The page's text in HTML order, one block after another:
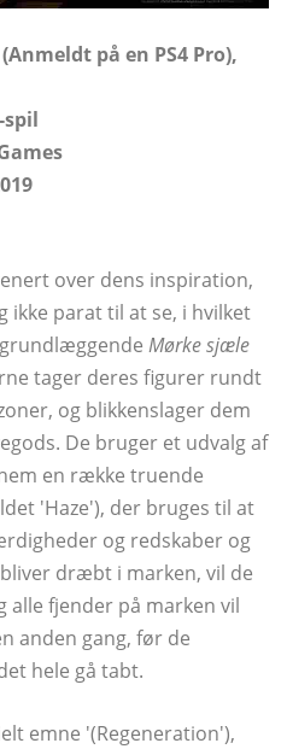
på en PS4 Pro),
spil
over dens inspiration,
ikke parat til at se, i hvilket
Mørke sjæle
tager deres figurer rundt
og blikkenslager dem
De bruger et udvalg af
en række truende
'Haze'), der bruges til at
og redskaber og
dræbt i marken, vil de
alle fjender på marken vil
anden gang, før de
hele gå tabt.
emne '(Regeneration'),